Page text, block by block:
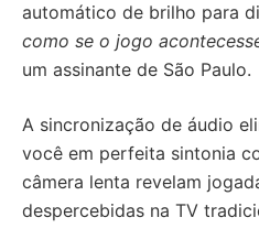
automático de brilho para
como se o jogo
um assinante de São Paulo.
A sincronização de áudio
você em perfeita sintonia
câmera lenta revelam
despercebidas na TV